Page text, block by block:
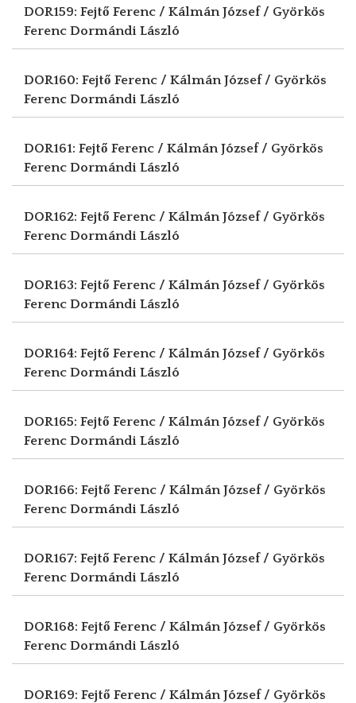
DOR159: Fejtő Ferenc / Kálmán József / Györkös
Ferenc Dormándi László
DOR160: Fejtő Ferenc / Kálmán József / Györkös
Ferenc Dormándi László
DOR161: Fejtő Ferenc / Kálmán József / Györkös
Ferenc Dormándi László
DOR162: Fejtő Ferenc / Kálmán József / Györkös
Ferenc Dormándi László
DOR163: Fejtő Ferenc / Kálmán József / Györkös
Ferenc Dormándi László
DOR164: Fejtő Ferenc / Kálmán József / Györkös
Ferenc Dormándi László
DOR165: Fejtő Ferenc / Kálmán József / Györkös
Ferenc Dormándi László
DOR166: Fejtő Ferenc / Kálmán József / Györkös
Ferenc Dormándi László
DOR167: Fejtő Ferenc / Kálmán József / Györkös
Ferenc Dormándi László
DOR168: Fejtő Ferenc / Kálmán József / Györkös
Ferenc Dormándi László
DOR169: Fejtő Ferenc / Kálmán József / Györkös